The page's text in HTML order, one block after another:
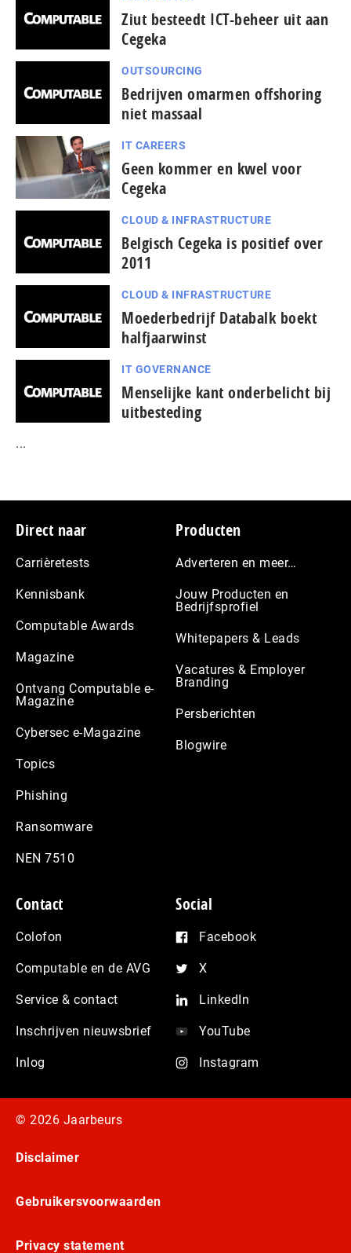
Ziut besteedt ICT-beheer uit aan
Cegeka
OUTSOURCING
Bedrijven omarmen offshoring
niet massaal
IT CAREERS
Geen kommer en kwel voor
Cegeka
CLOUD & INFRASTRUCTURE
Belgisch Cegeka is positief over
2011
CLOUD & INFRASTRUCTURE
Moederbedrijf Databalk boekt
halfjaarwinst
IT GOVERNANCE
Menselijke kant onderbelicht bij
uitbesteding
...
Footer
Direct naar
Carrièretests
Kennisbank
Computable Awards
Magazine
Ontvang Computable e-
Magazine
Cybersec e-Magazine
Topics
Phishing
Ransomware
NEN 7510
Producten
Adverteren en meer…
Jouw Producten en
Bedrijfsprofiel
Whitepapers & Leads
Vacatures & Employer
Branding
Persberichten
Blogwire
Contact
Colofon
Computable en de AVG
Service & contact
Inschrijven nieuwsbrief
Inlog
Social
Facebook
X
LinkedIn
YouTube
Instagram
© 2026 Jaarbeurs
Disclaimer
Gebruikersvoorwaarden
Privacy statement